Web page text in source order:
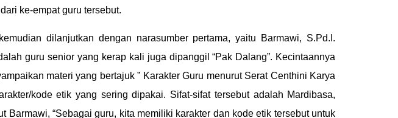
ke-empat guru tersebut.
dilanjutkan dengan narasumber pertama, yaitu Barmawi, S.Pd.I.
guru senior yang kerap kali juga dipanggil “Pak Dalang”. Kecintaannya
materi yang bertajuk ” Karakter Guru menurut Serat Centhini Karya
kode etik yang sering dipakai. Sifat-sifat tersebut adalah Mardibasa,
“Sebagai guru, kita memiliki karakter dan kode etik tersebut untuk